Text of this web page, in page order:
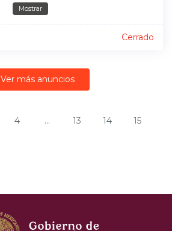
Mostrar
Cerrado
Ver más anuncios
4 ... 13 14 15